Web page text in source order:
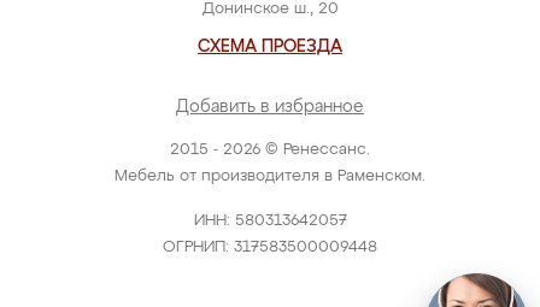
2015 - 2026 © Ренессанс.
Мебель от производителя в Раменском.
ИНН: 580313642057
ОГРНИП: 317583500009448
Донинское ш., 20
СХЕМА ПРОЕЗДА
Добавить в избранное